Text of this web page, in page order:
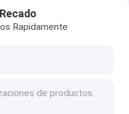
Rapidamente